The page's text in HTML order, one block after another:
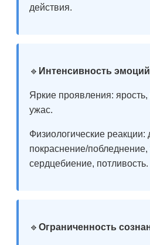
действия.
🔹 Интенсивность эмоций
Яркие проявления: ярость,
ужас.
Физиологические реакции:
покраснение/
сердцебиение, потливость.
🔹 Ограниченность